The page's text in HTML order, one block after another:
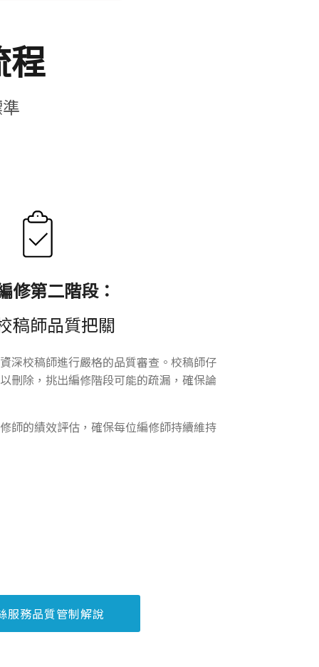
程
修第二階段：
稿師品質把關
深校稿師進行嚴格的品質審查。校稿師仔
刪除，挑出編修階段可能的疏漏，確保論
師的績效評估，確保每位編修師持續維持
服務品質管制解說